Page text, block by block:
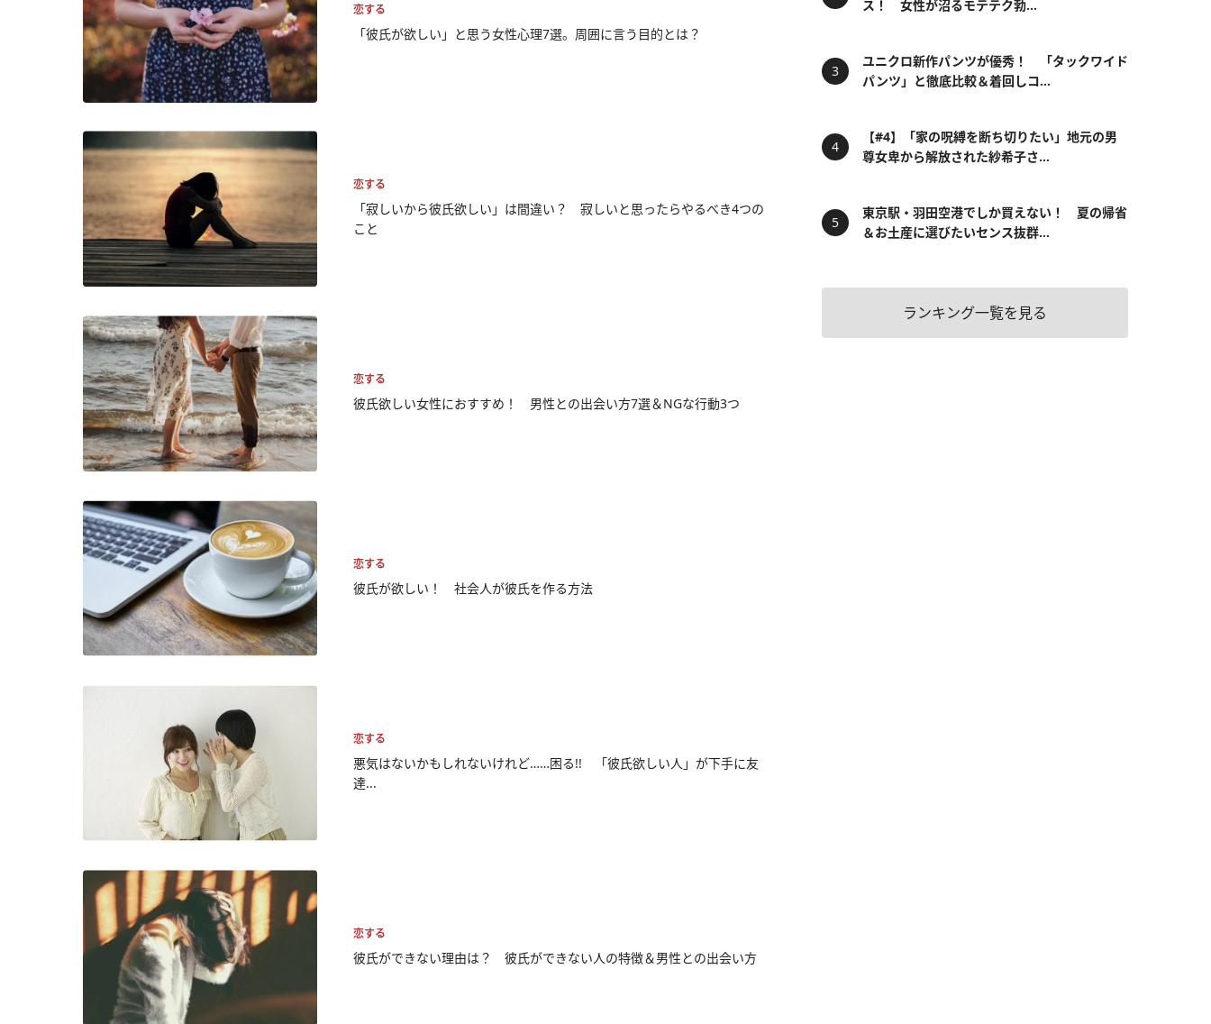
恋する
「彼氏が欲しい」と思う女性心理7選。周囲に言う目的とは？
恋する
「寂しいから彼氏欲しい」は間違い？ 寂しいと思ったらやるべき4つの
こと
恋する
彼氏欲しい女性におすすめ！ 男性との出会い方7選＆NGな行動3つ
恋する
彼氏が欲しい！ 社会人が彼氏を作る方法
恋する
悪気はないかもしれないけれど……困る!! 「彼氏欲しい人」が下手に友
達...
恋する
彼氏ができない理由は？ 彼氏ができない人の特徴＆男性との出会い方
ス！ 女性が沼るモテテク勃...
ユニクロ新作パンツが優秀！ 「タックワイド
パンツ」と徹底比較＆着回しコ...
【#4】「家の呪縛を断ち切りたい」地元の男
尊女卑から解放された紗希子さ...
東京駅・羽田空港でしか買えない！ 夏の帰省
＆お土産に選びたいセンス抜群...
ランキング一覧を見る